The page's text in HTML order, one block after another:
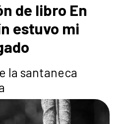
de libro En
estuvo mi
la santaneca